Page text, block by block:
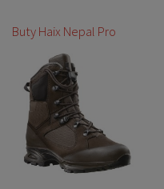
Buty Haix Nepal Pro